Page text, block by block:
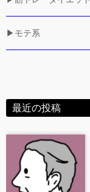
▶モテ系
最近の投稿